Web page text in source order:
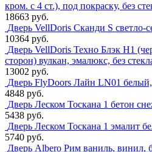
кром. с 4 ст.), под покраску, без
18663 руб.
Дверь VellDoris Сканди S светло-
10364 руб.
Дверь VellDoris Техно Блэк H1
сторон) вулкан, эмалюкс, без
13002 руб.
Дверь FlyDoors Лайн LN01
4848 руб.
Дверь Леском Тоскана 1 бетон
5438 руб.
Дверь Леском Тоскана 1 эмалит
5740 руб.
Дверь Albero Рим ваниль, винил,